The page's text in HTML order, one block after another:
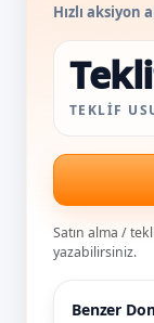
Hızlı aksiyon
TEKLIF
Satın alma /
yazabilirsiniz.
Benzer